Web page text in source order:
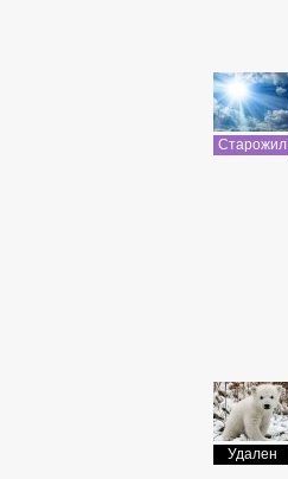
Старожил
Удален